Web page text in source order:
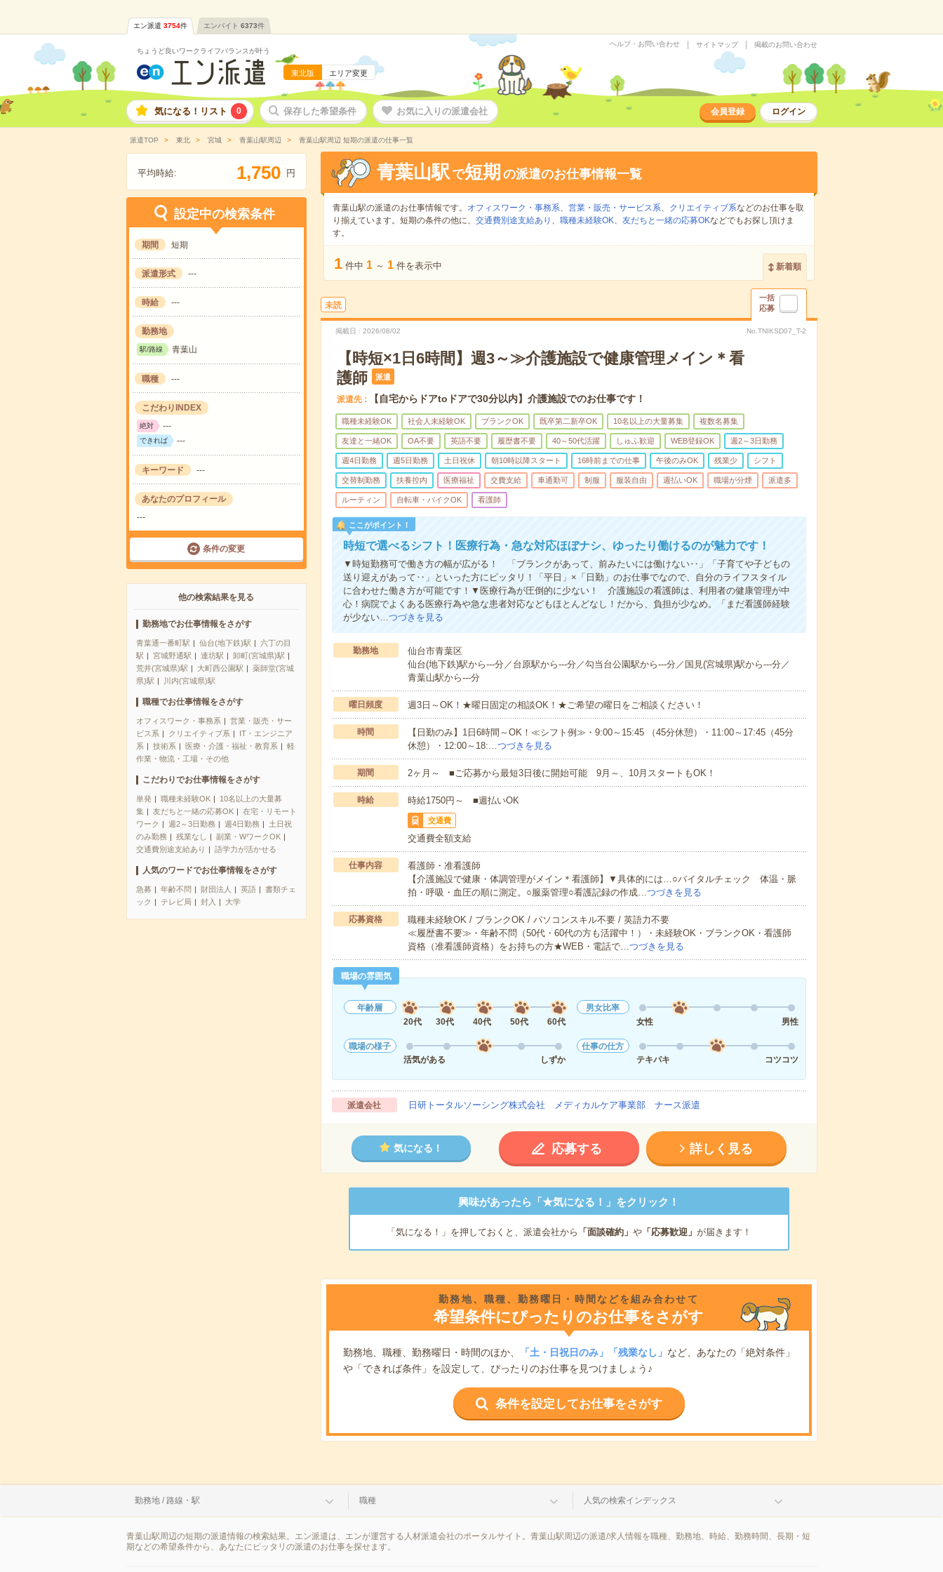
エン派遣 3754件 エンバイト 6373件
ちょうど良いワークライフバランスが叶う
東北版 エリア変更
ヘルプ・お問い合わせ サイトマップ 掲載のお問い合わせ
気になる！リスト 0 保存した希望条件 お気に入りの派遣会社 会員登録 ログイン
派遣TOP 東北 宮城 青葉山駅周辺 青葉山駅周辺 短期の派遣の仕事一覧
平均時給: 1,750 円
設定中の検索条件
期間 短期
派遣形式 ---
時給 ---
勤務地
駅/路線 青葉山
職種 ---
こだわりINDEX
絶対 ---
できれば ---
キーワード ---
あなたのプロフィール
---
条件の変更
他の検索結果を見る
勤務地でお仕事情報をさがす
青葉通一番町駅 仙台(地下鉄)駅
六丁の目
駅
宮城野通駅 連坊駅
卸町(宮城県)駅
荒井(宮城県)駅
大町西公園駅
薬師堂(宮城
県)駅
川内(宮城県)駅
職種でお仕事情報をさがす
オフィスワーク・事務系
営業・販売・サー
ビス系
クリエイティブ系
IT・エンジニア
系
技術系 医療・介護・福祉・教育系
軽
作業・物流・工場・その他
こだわりでお仕事情報をさがす
単発 職種未経験OK
10名以上の大量募
集
友だちと一緒の応募OK
在宅・リモート
ワーク
週2～3日勤務 週4日勤務
土日祝
のみ勤務
残業なし
副業・WワークOK
交通費別途支給あり
語学力が活かせる
人気のワードでお仕事情報をさがす
急募 年齢不問 財団法人 英語
書類チェ
ック
テレビ局 封入 大学
青葉山駅 で短期 の派遣のお仕事情報一覧
青葉山駅の派遣のお仕事情報です。 オフィスワーク・事務系、 営業・販売・サービス系、 クリエイティブ系などのお仕事を取
り揃えています。短期の条件の他に、 交通費別途支給あり 、 職種未経験OK、 友だちと一緒の応募OKなどでもお探し頂けま
す。
1 件中 1 ～ 1 件を表示中 新着順
未読
一括
応募
掲載日 2026/08/02 No.TNIKSD07_T-2
【時短×1日6時間】週3～≫介護施設で健康管理メイン＊看
護師
派遣
派遣先 【自宅からドアtoドアで30分以内】介護施設でのお仕事です！
職種未経験OK 社会人未経験OK ブランクOK 既卒第二新卒OK 10名以上の大量募集 複数名募集
友達と一緒OK OA不要 英語不要 履歴書不要 40～50代活躍 しゅふ歓迎 WEB登録OK 週2～3日勤務
週4日勤務 週5日勤務 土日祝休 朝10時以降スタート 16時前までの仕事 午後のみOK 残業少 シフト
交替制勤務 扶養控内 医療福祉 交費支給 車通勤可 制服 服装自由 週払いOK 職場が分煙 派遣多
ルーティン 自転車・バイクOK 看護師
ここがポイント！
時短で選べるシフト！医療行為・急な対応ほぼナシ、ゆったり働けるのが魅力です！
▼時短勤務可で働き方の幅が広がる！ 「ブランクがあって、前みたいには働けない‥」「子育てや子どもの
送り迎えがあって‥」といった方にピッタリ！「平日」×「日勤」のお仕事でなので、自分のライフスタイル
に合わせた働き方が可能です！▼医療行為が圧倒的に少ない！ 介護施設の看護師は、利用者の健康管理が中
心！病院でよくある医療行為や急な患者対応などもほとんどなし！だから、負担が少なめ。「まだ看護師経験
が少ない…つづきを見る
勤務地
仙台市青葉区
仙台(地下鉄)駅から---分／台原駅から---分／勾当台公園駅から---分／国見(宮城県)駅から---分／
青葉山駅から---分
曜日頻度 週3日～OK！★曜日固定の相談OK！★ご希望の曜日をご相談ください！
時間
【日勤のみ】1日6時間～OK！≪シフト例≫・9:00～15:45 （45分休憩）・11:00～17:45（45分
休憩）・12:00～18:…つづきを見る
期間 2ヶ月～ ■ご応募から最短3日後に開始可能 9月～、10月スタートもOK！
時給 時給1750円～ ■週払いOK
交通費
交通費全額支給
仕事内容
看護師・准看護師
【介護施設で健康・体調管理がメイン＊看護師】▼具体的には…○バイタルチェック 体温・脈
拍・呼吸・血圧の順に測定。○服薬管理○看護記録の作成…つづきを見る
応募資格
職種未経験OK / ブランクOK / パソコンスキル不要 / 英語力不要
≪履歴書不要≫・年齢不問（50代・60代の方も活躍中！）・未経験OK・ブランクOK・看護師
資格（准看護師資格）をお持ちの方★WEB・電話で…つづきを見る
職場の雰囲気
年齢層
20代
30代 40代 50代 60代
男女比率
女性
男性
職場の様子
活気がある
しずか
仕事の仕方
テキパキ
コツコツ
派遣会社 日研トータルソーシング株式会社 メディカルケア事業部 ナース派遣
気になる！ 応募する 詳しく見る
興味があったら「★気になる！」をクリック！
「気になる！」を押しておくと、派遣会社から 「面談確約」 や「応募歓迎」 が届きます！
勤務地、職種、勤務曜日・時間などを組み合わせて
希望条件にぴったりのお仕事をさがす
勤務地、職種、勤務曜日・時間のほか、 「土・日祝日のみ」「残業なし」 など、あなたの「絶対条件」
や「できれば条件」を設定して、ぴったりのお仕事を見つけましょう♪
条件を設定してお仕事をさがす
勤務地 / 路線・駅 職種 人気の検索インデックス
青葉山駅周辺の短期の派遣情報の検索結果。エン派遣は、エンが運営する人材派遣会社のポータルサイト。青葉山駅周辺の派遣/求人情報を職種、勤務地、時給、勤務時間、長期・短
期などの希望条件から、あなたにピッタリの派遣のお仕事を探せます。